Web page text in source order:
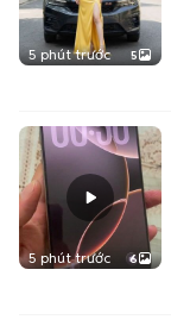
5 phút trước 5
5 phút trước 6